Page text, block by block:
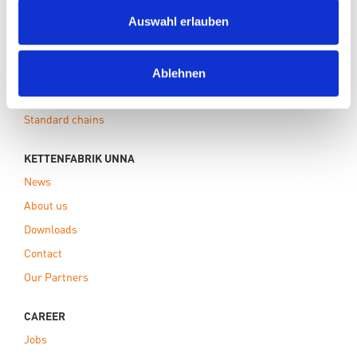
Auswahl erlauben
Ablehnen
Conveying Technology
Plant construction
Custumized Solutions
Standard chains
KETTENFABRIK UNNA
News
About us
Downloads
Contact
Our Partners
CAREER
Jobs